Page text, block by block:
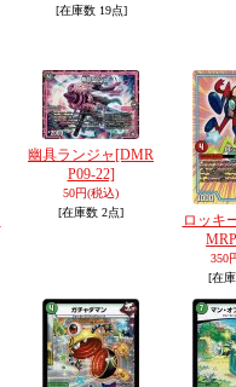
[在庫数 19点]
幽具ランジャ [DMR
P09-22]
50円(税込)
[在庫数 2点]
ロッキ
350
[在